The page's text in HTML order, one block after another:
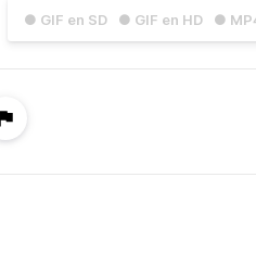
● GIF en SD ● GIF en HD ●